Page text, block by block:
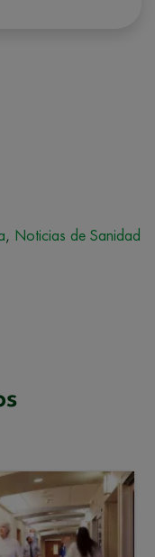
, Noticias de Sanidad